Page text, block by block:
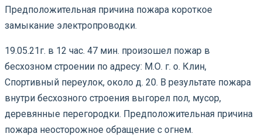
Предположительная причина пожара короткое
замыкание электропроводки.
19.05.21г. в 12 час. 47 мин. произошел пожар в
бесхозном строении по адресу: М.О. г. о. Клин,
Спортивный переулок, около д. 20. В результате пожара
внутри бесхозного строения выгорел пол, мусор,
деревянные перегородки. Предположительная причина
пожара неосторожное обращение с огнем.